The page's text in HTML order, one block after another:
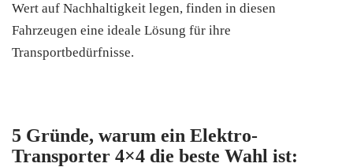
Wert auf Nachhaltigkeit legen, finden in diesen
Fahrzeugen eine ideale Lösung für ihre
Transportbedürfnisse.
5 Gründe, warum ein Elektro-
Transporter 4×4 die beste Wahl ist: